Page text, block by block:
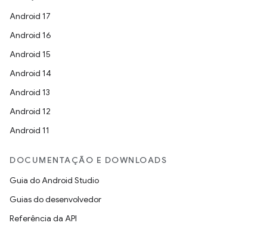
Android 17
Android 16
Android 15
Android 14
Android 13
Android 12
Android 11
DOCUMENTAÇÃO E DOWNLOADS
Guia do Android Studio
Guias do desenvolvedor
Referência da API